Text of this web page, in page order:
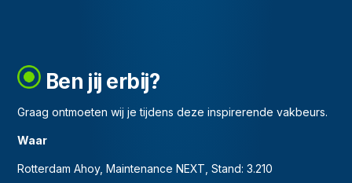
Ben jij erbij?
Graag ontmoeten wij je tijdens deze inspirerende vakbeurs.
Waar
Rotterdam Ahoy, Maintenance NEXT, Stand: 3.210